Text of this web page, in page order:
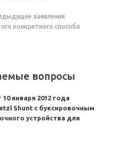
заявления
конкретного способа
вопросы
января 2012 года
Shunt с буксировочным
устройства для